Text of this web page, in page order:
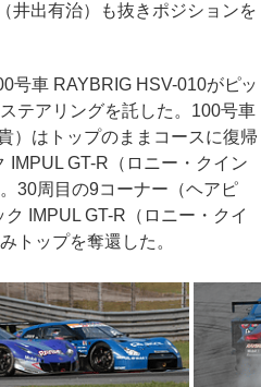
井出有治）も抜きポジションを
車 RAYBRIG HSV-010がピッ
テアリングを託した。100号車
）はトップのままコースに復帰
IMPUL GT-R（ロニー・クイン
30周目の9コーナー（ヘアピ
IMPUL GT-R（ロニー・クイ
トップを奪還した。